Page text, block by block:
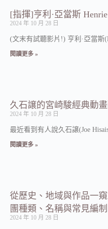
[指揮]亨利·亞當斯
2024 年 10 月 28 日
(文末有試聽影片!) 亨利·亞當斯
閱讀更多 »
久石譲的宮崎駿經典動
2024 年 10 月 28 日
最近看到有人說久石譲(Joe
閱讀更多 »
從歷史、地域與作品一
團種類、名稱與常見編制
2024 年 10 月 28 日